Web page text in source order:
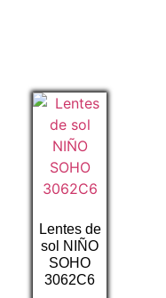
Lentes de
sol NIÑO
SOHO
3062C6